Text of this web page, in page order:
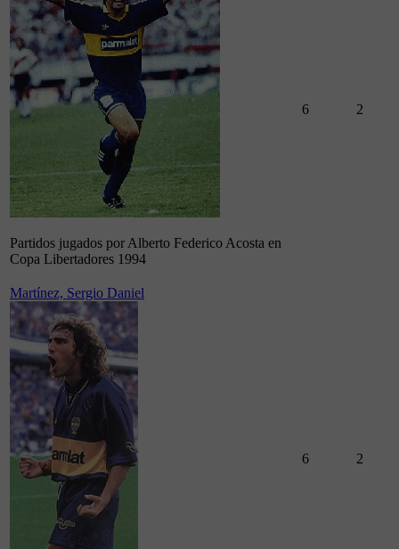
Partidos jugados por Alberto Federico Acosta en
Copa Libertadores 1994
6 2
Martínez, Sergio Daniel
6 2